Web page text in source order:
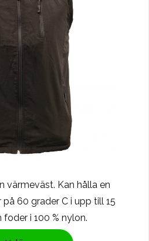
värmeväst. Kan hålla en
60 grader C i upp till 15
i 100 % nylon.